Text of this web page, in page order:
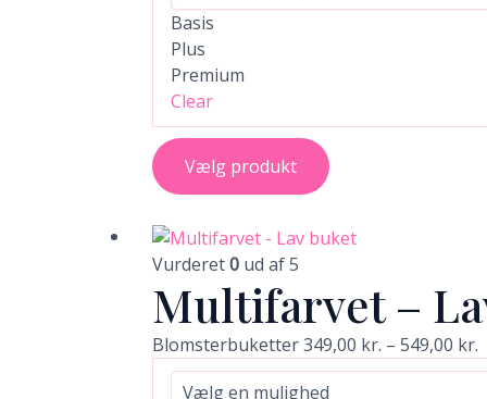
Basis
Plus
Premium
Clear
Vælg produkt
vælges
Vurderet0 ud af 5
Multifarvet –
Blomsterbuketter349,00 kr. – 549,00 kr.
Dette
flere
varianter.
Mulighederne